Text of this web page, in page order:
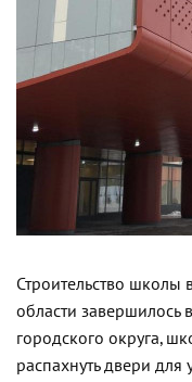
Строительство
области завершилось
городского округа,
распахнуть двери для